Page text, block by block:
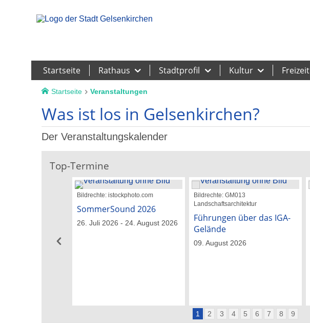
Startseite Rathaus Stadtprofil Kultur Freizeit
Startseite Veranstaltungen
Was ist los in Gelsenkirchen?
Der Veranstaltungskalender
Top-Termine
Bildrechte: istockphoto.com
SommerSound 2026
26. Juli 2026 - 24. August 2026
Bildrechte: GM013
Landschaftsarchitektur
Führungen über das IGA-
Gelände
09. August 2026
1 2 3 4 5 6 7 8 9